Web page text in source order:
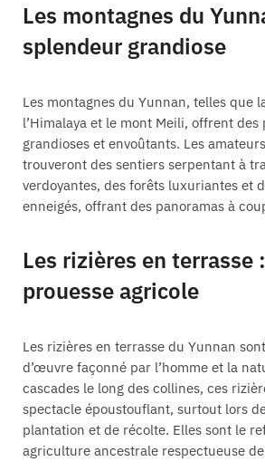
Les montagnes du
splendeur grandiose
Les montagnes du Yunnan, telles que
l’Himalaya et le mont Meili, offrent des
grandioses et envoûtants. Les
trouveront des sentiers serpentant à
verdoyantes, des forêts luxuriantes et
enneigés, offrant des panoramas à
Les rizières en terrasse
prouesse agricole
Les rizières en terrasse du Yunnan
d’œuvre façonné par l’homme et la
cascades le long des collines, ces
spectacle époustouflant, surtout lors
plantation et de récolte. Elles sont le
agriculture ancestrale respectueuse